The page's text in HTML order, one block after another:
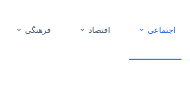
اجتماعی اقتصاد فرهنگی